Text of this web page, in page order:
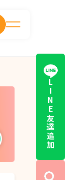
LINE友達追加